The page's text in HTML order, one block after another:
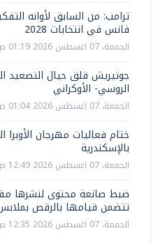
ترامب: من السابق لأوانه
فانس في انتخابات 2028
الجمعة، 07 اغسطس 2026 01:19 ص
جوتيريش قلق حيال التصعيد
الروسي- الأوكراني
الجمعة، 07 اغسطس 2026 01:04 ص
ختام فعاليات مهرجان
بالإسكندرية
الجمعة، 07 اغسطس 2026 12:49 ص
ضبط صانعة محتوى لنشرها
تتضمن قيامها بالرقص
الجمعة، 07 اغسطس 2026 12:35 ص